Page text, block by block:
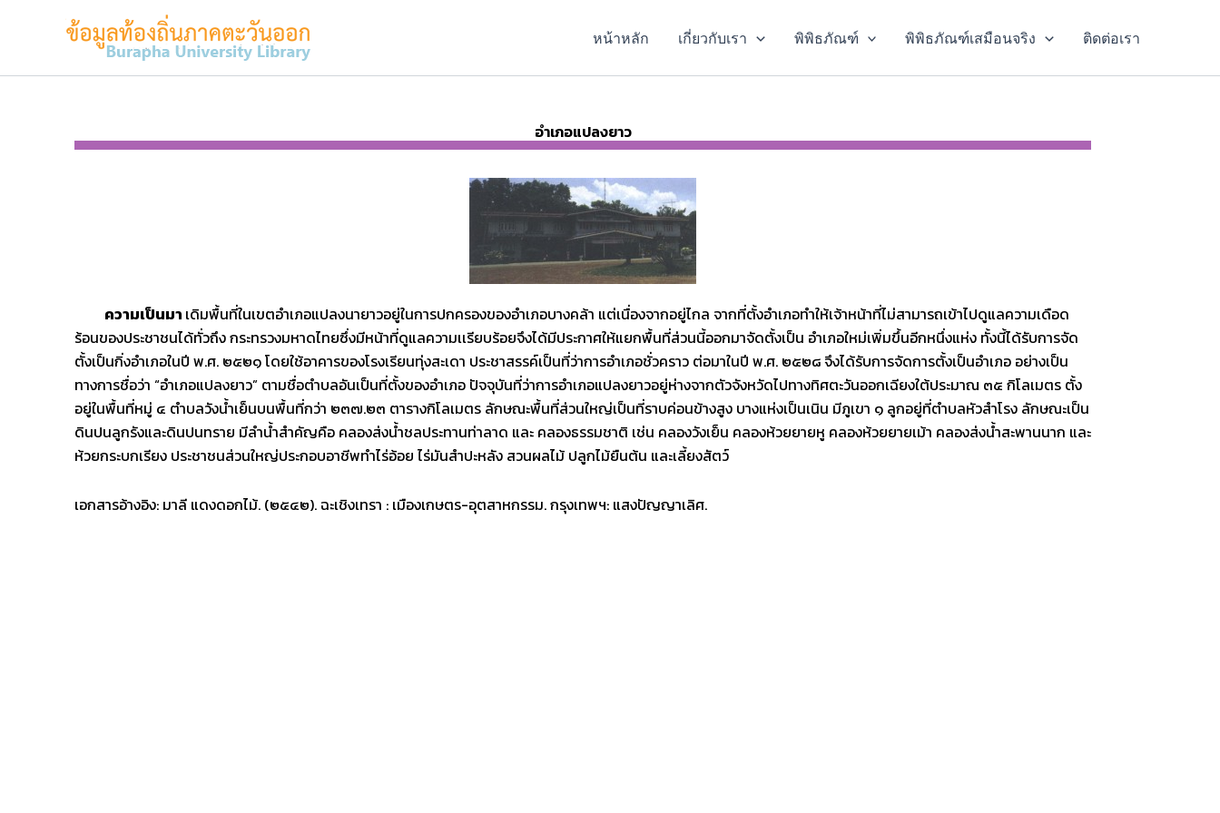
หน้าหลัก เกี่ยวกับเรา พิพิธภัณฑ์ พิพิธภัณฑ์เสมือนจริง ติดต่อเรา
อำเภอแปลงยาว
ความเป็นมา เดิมพื้นที่ในเขตอำเภอแปลงนายาวอยู่ในการปกครองของอำเภอบางคล้า แต่เนื่องจากอยู่ไกล จากที่ตั้งอำเภอทำให้เจ้าหน้าที่ไม่สามารถเข้าไปดูแลความเดือด
ร้อนของประชาชนได้ทั่วถึง กระทรวงมหาดไทยซึ่งมีหน้าที่ดูแลความเเรียบร้อยจึงได้มีประกาศให้แยกพื้นที่ส่วนนี้ออกมาจัดตั้งเป็น อำเภอใหม่เพิ่มขึ้นอีกหนึ่งแห่ง ทั้งนี้ได้รับการจัด
ตั้งเป็นกิ่งอำเภอในปี พ.ศ. ๒๕๒๑ โดยใช้อาคารของโรงเรียนทุ่งสะเดา ประชาสรรค์เป็นที่ว่าการอำเภอชั่วคราว ต่อมาในปี พ.ศ. ๒๕๒๘ จึงได้รับการจัดการตั้งเป็นอำเภอ อย่างเป็น
ทางการชื่อว่า “อำเภอแปลงยาว” ตามชื่อตำบลอันเป็นที่ตั้งของอำเภอ ปัจจุบันที่ว่าการอำเภอแปลงยาวอยู่ห่างจากตัวจังหวัดไปทางทิศตะวันออกเฉียงใต้ประมาณ ๓๕ กิโลเมตร ตั้ง
อยู่ในพื้นที่หมู่ ๔ ตำบลวังน้ำเย็นบนพื้นที่กว่า ๒๓๗.๒๓ ตารางกิโลเมตร ลักษณะพื้นที่ส่วนใหญ่เป็นที่ราบค่อนข้างสูง บางแห่งเป็นเนิน มีภูเขา ๑ ลูกอยู่ที่ตำบลหัวสำโรง ลักษณะเป็น
ดินปนลูกรังและดินปนทราย มีลำน้ำสำคัญคือ คลองส่งน้ำชลประทานท่าลาด และ คลองธรรมชาติ เช่น คลองวังเย็น คลองห้วยยายหู คลองห้วยยายเม้า คลองส่งน้ำสะพานนาก และ
ห้วยกระบกเรียง ประชาชนส่วนใหญ่ประกอบอาชีพทำไร่อ้อย ไร่มันสำปะหลัง สวนผลไม้ ปลูกไม้ยืนต้น และเลี้ยงสัตว์
เอกสารอ้างอิง: มาลี แดงดอกไม้. (๒๕๔๒). ฉะเชิงเทรา : เมืองเกษตร-อุตสาหกรรม. กรุงเทพฯ: แสงปัญญาเลิศ.